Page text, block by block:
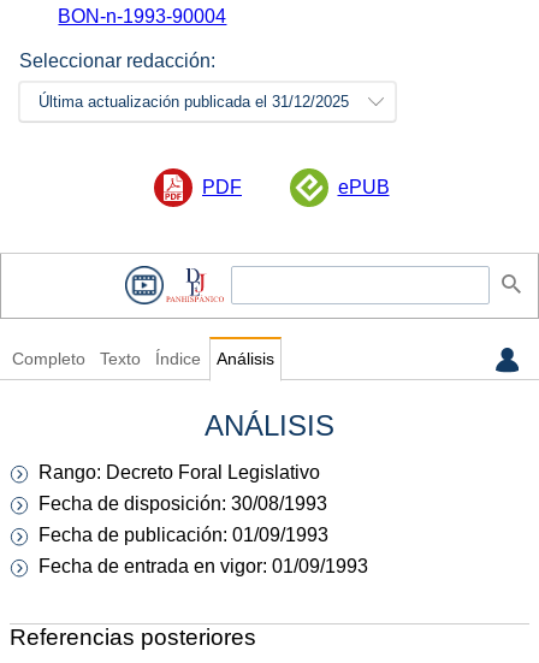
BON-n-1993-90004
Seleccionar redacción:
Última actualización publicada el 31/12/2025
PDF ePUB
Completo Texto Índice Análisis
ANÁLISIS
Rango: Decreto Foral Legislativo
Fecha de disposición: 30/08/1993
Fecha de publicación: 01/09/1993
Fecha de entrada en vigor: 01/09/1993
Referencias posteriores